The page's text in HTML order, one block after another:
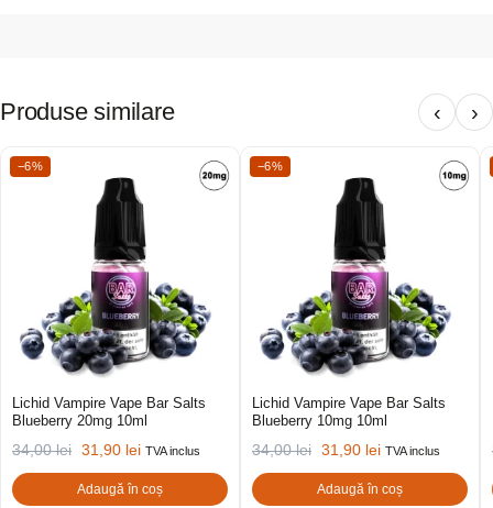
Produse similare ‹ ›
−6%
Lichid Vampire Vape Bar Salts
Blueberry 20mg 10ml
34,00lei 31,90 lei TVA inclus
Adaugă în coș
−6%
Lichid Vampire Vape Bar Salts
Blueberry 10mg 10ml
34,00lei 31,90 lei TVA inclus
Adaugă în coș